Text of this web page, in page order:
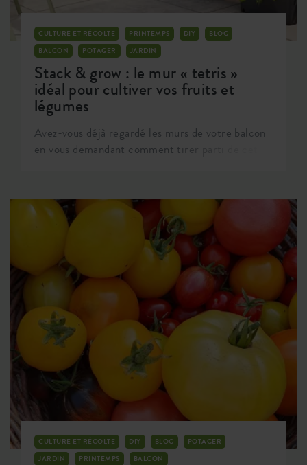
CULTURE ET RÉCOLTE PRINTEMPS DIY
BLOG
BALCON
POTAGER JARDIN
Stack & grow : le mur « tetris »
idéal pour cultiver vos fruits et
légumes
Avez-vous déjà regardé les murs de votre balcon
en vous demandant comment tirer parti de cet
ressources les plus précieuses sur un petit balcon.
En regardant vos murs, imaginez simplement
comment vous pourriez transformer cet espace
« perdu » en un potager accueillant de nombreux
nouveaux fruits et légumes !
CULTURE ET RÉCOLTE DIY BLOG
POTAGER
JARDIN
PRINTEMPS BALCON